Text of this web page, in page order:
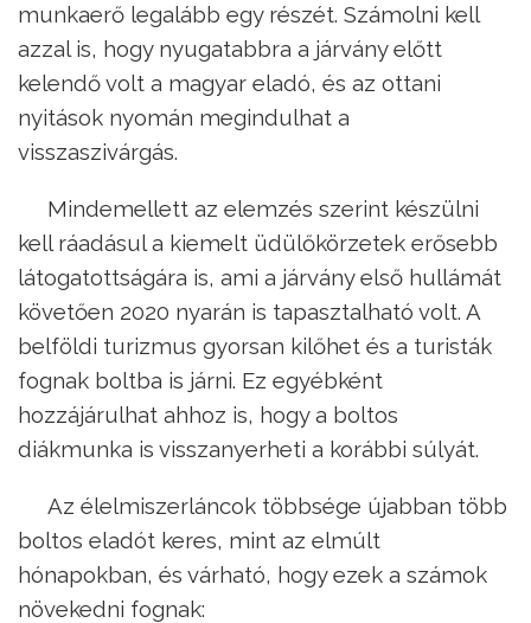
munkaerő legalább egy részét. Számolni kell
azzal is, hogy nyugatabbra a járvány előtt
kelendő volt a magyar eladó, és az ottani
nyitások nyomán megindulhat a
visszaszivárgás.
Mindemellett az elemzés szerint készülni
kell ráadásul a kiemelt üdülőkörzetek erősebb
látogatottságára is, ami a járvány első hullámát
követően 2020 nyarán is tapasztalható volt. A
belföldi turizmus gyorsan kilőhet és a turisták
fognak boltba is járni. Ez egyébként
hozzájárulhat ahhoz is, hogy a boltos
diákmunka is visszanyerheti a korábbi súlyát.
Az élelmiszerláncok többsége újabban több
boltos eladót keres, mint az elmúlt
hónapokban, és várható, hogy ezek a számok
növekedni fognak: